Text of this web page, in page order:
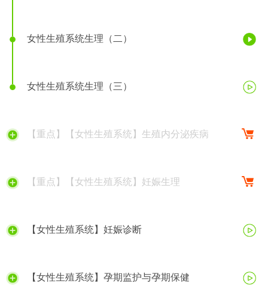
女性生殖系统生理（二）
女性生殖系统生理（三）
【重点】【女性生殖系统】生殖内分泌疾病
【重点】【女性生殖系统】妊娠生理
【女性生殖系统】妊娠诊断
【女性生殖系统】孕期监护与孕期保健